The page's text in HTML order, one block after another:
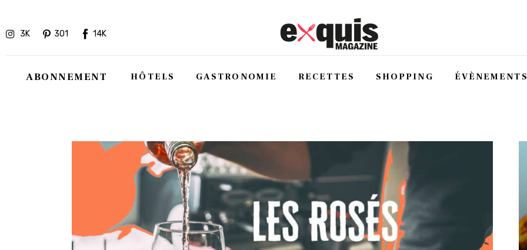
3K 301 14K
ABONNEMENT HÔTELS GASTRONOMIE RECETTES SHOPPING ÉVÈNEMENTS
Gastronomie
Recettes